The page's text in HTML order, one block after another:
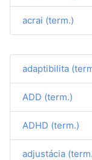
acrai (term.)
adaptibilita
ADD (term.)
ADHD (term.)
adjustácia